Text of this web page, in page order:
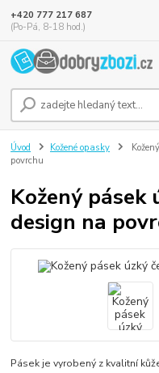
+420 777 217 687
(Po-Pá, 8-18 hod.)
Úvod Kožené opasky
povrchu
Kožený
design na
Pásek je vyrobený z kvalitní